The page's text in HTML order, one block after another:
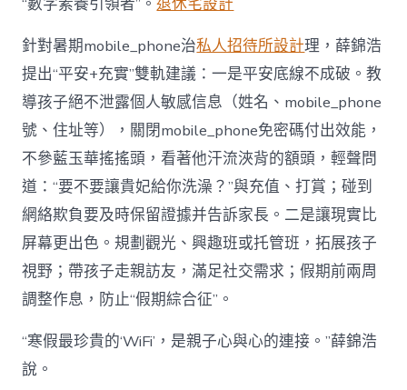
針對暑期mobile_phone治私人招待所設計理，薛錦浩
提出“平安+充實”雙軌建議：一是平安底線不成破。教
導孩子絕不泄露個人敏感信息（姓名、mobile_phone
號、住址等），關閉mobile_phone免密碼付出效能，
不參藍玉華搖搖頭，看著他汗流浹背的額頭，輕聲問
道：“要不要讓貴妃給你洗澡？”與充值、打賞；碰到
網絡欺負要及時保留證據并告訴家長。二是讓現實比
屏幕更出色。規劃觀光、興趣班或托管班，拓展孩子
視野；帶孩子走親訪友，滿足社交需求；假期前兩周
調整作息，防止“假期綜合征”。
“寒假最珍貴的‘WiFi’，是親子心與心的連接。”薛錦浩
說。